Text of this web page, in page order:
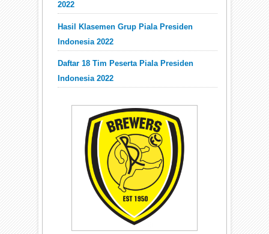
2022
Hasil Klasemen Grup Piala Presiden
Indonesia 2022
Daftar 18 Tim Peserta Piala Presiden
Indonesia 2022